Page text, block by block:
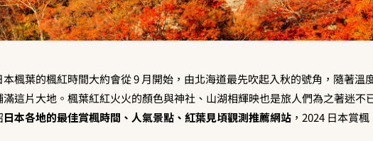
本楓葉的楓紅時間大約會從 9 月開始，由北海道最先吹起入秋的號角，隨著溫
滿這片大地。楓葉紅紅火火的顏色與神社、山湖相輝映也是旅人們為之著迷不
日本各地的最佳賞楓時間、人氣景點、紅葉見頃觀測推薦網站 ，2024 日本賞